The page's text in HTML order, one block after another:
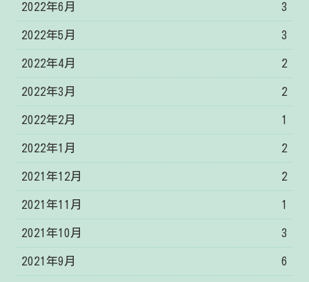
2022年6月 3
2022年5月 3
2022年4月 2
2022年3月 2
2022年2月 1
2022年1月 2
2021年12月 2
2021年11月 1
2021年10月 3
2021年9月 6